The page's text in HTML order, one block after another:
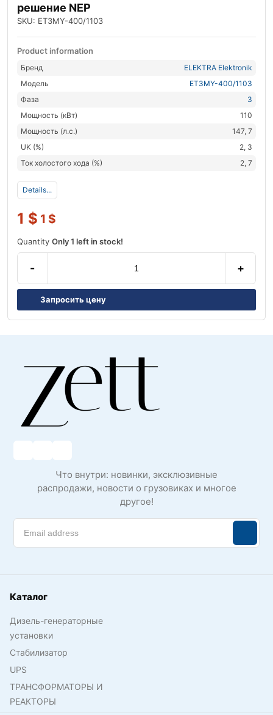
решение NEP
SKU: ET3MY-400/1103
Product information
Бренд
ELEKTRA Elektronik
Модель
ET3MY-400/1103
Фаза
3
Мощность (кВт)
110
Мощность (л.с.)
147, 7
UK (%)
2, 3
Ток холостого хода (%)
2, 7
Details...
1 $ 1 $
Quantity Only 1 left in stock!
- +
Запросить цену
Что внутри: новинки, эксклюзивные
распродажи, новости о грузовиках и многое
другое!
Каталог
Дизель-генераторные
установки
Стабилизатор
UPS
ТРАНСФОРМАТОРЫ И
РЕАКТОРЫ